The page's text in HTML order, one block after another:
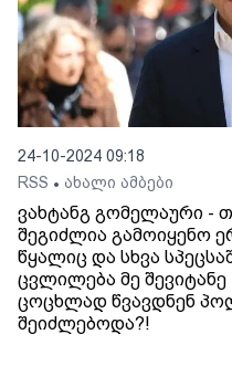
24-10-2024 09:18
RSS • ახალი ამბები
ვახტანგ გომელაური -
შეგიძლია გამოიყენო
წყალიც და სხვა
ცვლილება მე
ცოცხლად წვავდნენ
შეიძლებოდა?!